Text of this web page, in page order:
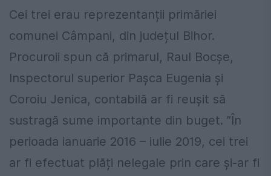
Cei trei erau reprezentanții primăriei
comunei Câmpani, din județul Bihor.
Procuroii spun că primarul, Raul Bocșe,
Inspectorul superior Pașca Eugenia și
Coroiu Jenica, contabilă ar fi reușit să
sustragă sume importante din buget. ”În
perioada ianuarie 2016 – iulie 2019, cei trei
ar fi efectuat plăți nelegale prin care și-ar fi